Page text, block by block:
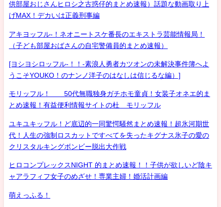
供部屋おじさんヒロシ之古惑仔的まとめ速報）話題な動画取り上
げMAX！デカいは正義刑事編
アキヨッフル-！ネオニートスケ番長のエキストラ芸能情報局！
（子ども部屋おばさんの自宅警備員的まとめ速報）
[ヨシヨシロッフル-！！-素浪人勇者カツオンの未解決事件簿へよ
うこそYOUKO！のナンノ洋子のはなしは信じるな編）]
モリッフル！ 50代無職独身ガチホモ童貞！女装子オネエ的ま
とめ速報！有益便利情報サイトの杜 モリッフル
ユキユキッフル！ど底辺的一同驚愕騒然まとめ速報！超氷河期世
代！人生の強制ロスカットですべてを失ったキグナス氷子の愛の
クリスタルキングボンビー脱出大作戦
ヒロコンプレックスNIGHT 的まとめ速報！！子供が欲しいど陰キ
ャアラフィフ女子のめざせ！専業主婦！婚活計画編
萌えっふる！